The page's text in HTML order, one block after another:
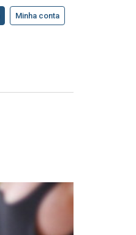
Minha conta